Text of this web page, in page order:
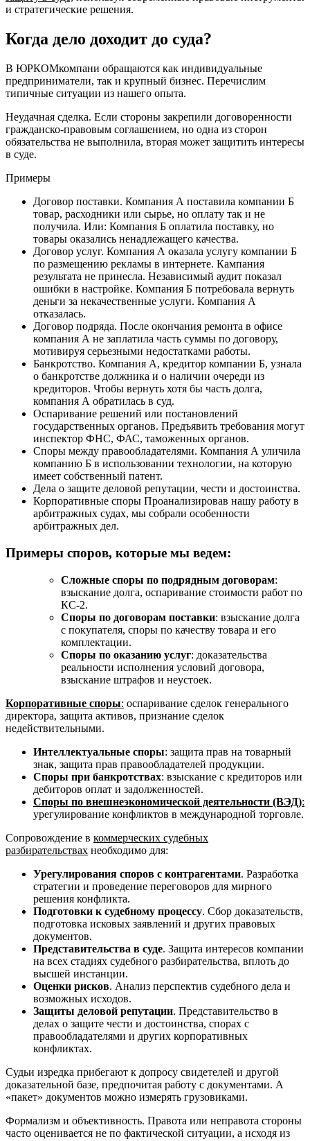
и стратегические решения.
Когда дело доходит до суда?
В ЮРКОМкомпани обращаются как индивидуальные
предприниматели, так и крупный бизнес. Перечислим
типичные ситуации из нашего опыта.
Неудачная сделка. Если стороны закрепили договоренности
гражданско-правовым соглашением, но одна из сторон
обязательства не выполнила, вторая может защитить интересы
в суде.
Примеры
Договор поставки. Компания А поставила компании Б
товар, расходники или сырье, но оплату так и не
получила. Или: Компания Б оплатила поставку, но
товары оказались ненадлежащего качества.
Договор услуг. Компания А оказала услугу компании Б
по размещению рекламы в интернете. Кампания
результата не принесла. Независимый аудит показал
ошибки в настройке. Компания Б потребовала вернуть
деньги за некачественные услуги. Компания А
отказалась.
Договор подряда. После окончания ремонта в офисе
компания А не заплатила часть суммы по договору,
мотивируя серьезными недостатками работы.
Банкротство. Компания А, кредитор компании Б, узнала
о банкротстве должника и о наличии очереди из
кредиторов. Чтобы вернуть хотя бы часть долга,
компания А обратилась в суд.
Оспаривание решений или постановлений
государственных органов. Предъявить требования могут
инспектор ФНС, ФАС, таможенных органов.
Споры между правообладателями. Компания А уличила
компанию Б в использовании технологии, на которую
имеет собственный патент.
Дела о защите деловой репутации, чести и достоинства.
Корпоративные споры Проанализировав нашу работу в
арбитражных судах, мы собрали особенности
арбитражных дел.
Примеры споров, которые мы ведем:
Сложные споры по подрядным договорам:
взыскание долга, оспаривание стоимости работ по
КС-2.
Споры по договорам поставки: взыскание долга
с покупателя, споры по качеству товара и его
комплектации.
Споры по оказанию услуг: доказательства
реальности исполнения условий договора,
взыскание штрафов и неустоек.
Корпоративные споры: оспаривание сделок генерального
директора, защита активов, признание сделок
недействительными.
Интеллектуальные споры: защита прав на товарный
знак, защита прав правообладателей продукции.
Споры при банкротствах: взыскание с кредиторов или
дебиторов оплат и задолженностей.
Споры по внешнеэкономической деятельности (ВЭД):
урегулирование конфликтов в международной торговле.
Сопровождение в коммерческих судебных
разбирательствах необходимо для:
Урегулирования споров с контрагентами. Разработка
стратегии и проведение переговоров для мирного
решения конфликта.
Подготовки к судебному процессу. Сбор доказательств,
подготовка исковых заявлений и других правовых
документов.
Представительства в суде. Защита интересов компании
на всех стадиях судебного разбирательства, вплоть до
высшей инстанции.
Оценки рисков. Анализ перспектив судебного дела и
возможных исходов.
Защиты деловой репутации. Представительство в
делах о защите чести и достоинства, спорах с
правообладателями и других корпоративных
конфликтах.
Судьи изредка прибегают к допросу свидетелей и другой
доказательной базе, предпочитая работу с документами. А
«пакет» документов можно измерять грузовиками.
Формализм и объективность. Правота или неправота стороны
часто оценивается не по фактической ситуации, а исходя из